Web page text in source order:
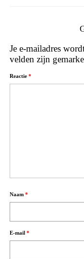
Je e-mailadres
velden zijn
Reactie *
Naam *
E-mail *